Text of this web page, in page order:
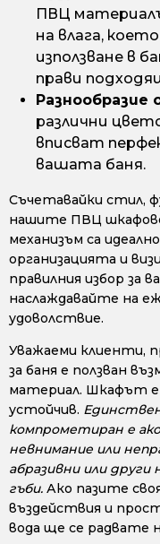
ПВЦ
на влага,
използване в
прави
различни
вписват
вашата баня.
Съчетавайки стил,
нашите ПВЦ
механизъм са
организацията и
правилния избор за
наслаждавайте на
удоволствие.
Уважаеми клиенти,
за баня е ползван
материал. Шкафът е
устойчив.
компрометиран е ако
невнимание или
абразивни или
гъби. Ако пазите
въздействия и
вода ще се радвате